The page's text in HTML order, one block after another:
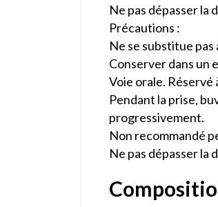
Ne pas dépasser la
Précautions :
Ne se substitue
Conserver dans un
Voie orale. Réservé
Pendant la prise,
progressivement.
Non recommandé
Ne pas dépasser la